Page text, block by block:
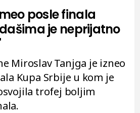
posle finala
je neprijatno
Miroslav Tanjga je izneo
Kupa Srbije u kom je
trofej boljim